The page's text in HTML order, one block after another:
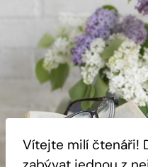
Vítejte milí čtenáři!